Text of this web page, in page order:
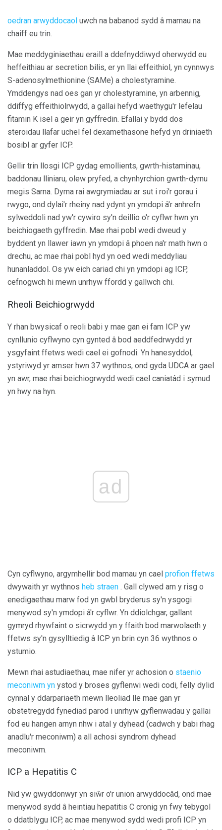
oedran arwyddocaol uwch na babanod sydd â mamau na
chaiff eu trin.
Mae meddyginiaethau eraill a ddefnyddiwyd oherwydd eu
heffeithiau ar secretion bilis, er yn llai effeithiol, yn cynnwys
S-adenosylmethionine (SAMe) a cholestyramine.
Ymddengys nad oes gan yr cholestyramine, yn arbennig,
ddiffyg effeithiolrwydd, a gallai hefyd waethygu'r lefelau
fitamin K isel a geir yn gyffredin. Efallai y bydd dos
steroidau llafar uchel fel dexamethasone hefyd yn driniaeth
bosibl ar gyfer ICP.
Gellir trin llosgi ICP gydag emollients, gwrth-histaminau,
baddonau lliniaru, olew pryfed, a chynhyrchion gwrth-dyrnu
megis Sarna. Dyma rai awgrymiadau ar sut i roi'r gorau i
rwygo, ond dylai'r rheiny nad ydynt yn ymdopi â'r anhrefn
sylweddoli nad yw'r cywiro sy'n deillio o'r cyflwr hwn yn
beichiogaeth gyffredin. Mae rhai pobl wedi dweud y
byddent yn llawer iawn yn ymdopi â phoen na'r math hwn o
drechu, ac mae rhai pobl hyd yn oed wedi meddyliau
hunanladdol. Os yw eich cariad chi yn ymdopi ag ICP,
cefnogwch hi mewn unrhyw ffordd y gallwch chi.
Rheoli Beichiogrwydd
Y rhan bwysicaf o reoli babi y mae gan ei fam ICP yw
cynllunio cyflwyno cyn gynted â bod aeddfedrwydd yr
ysgyfaint ffetws wedi cael ei gofnodi. Yn hanesyddol,
ystyriwyd yr amser hwn 37 wythnos, ond gyda UDCA ar gael
yn awr, mae rhai beichiogrwydd wedi cael caniatâd i symud
yn hwy na hyn.
ad
Cyn cyflwyno, argymhellir bod mamau yn cael profion ffetws
dwywaith yr wythnos heb straen . Gall clywed am y risg o
enedigaethau marw fod yn gwbl bryderus sy'n ysgogi
menywod sy'n ymdopi â'r cyflwr. Yn ddiolchgar, gallant
gymryd rhywfaint o sicrwydd yn y ffaith bod marwolaeth y
ffetws sy'n gysylltiedig â ICP yn brin cyn 36 wythnos o
ystumio.
Mewn rhai astudiaethau, mae nifer yr achosion o staenio
meconiwm yn ystod y broses gyflenwi wedi codi, felly dylid
cynnal y ddarpariaeth mewn lleoliad lle mae gan yr
obstetregydd fynediad parod i unrhyw gyflenwadau y gallai
fod eu hangen arnyn nhw i atal y dyhead (cadwch y babi rhag
anadlu'r meconiwm) a all achosi syndrom dyhead
meconiwm.
ICP a Hepatitis C
Nid yw gwyddonwyr yn siŵr o'r union arwyddocâd, ond mae
menywod sydd â heintiau hepatitis C cronig yn fwy tebygol
o ddatblygu ICP, ac mae menywod sydd wedi profi ICP yn